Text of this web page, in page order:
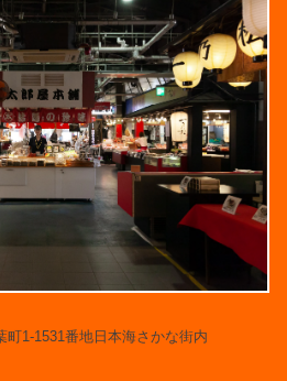
町1-1531番地日本海さかな街内